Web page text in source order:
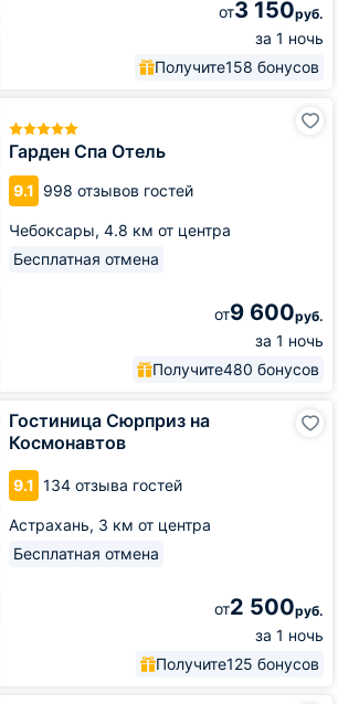
от3 150руб.
за 1 ночь
Получите158 бонусов
Гарден Спа Отель
9.1 998 отзывов гостей
Чебоксары, 4.8 км от центра
Бесплатная отмена
от9 600руб.
за 1 ночь
Получите480 бонусов
Гостиница Сюрприз на
Космонавтов
9.1 134 отзыва гостей
Астрахань, 3 км от центра
Бесплатная отмена
от2 500руб.
за 1 ночь
Получите125 бонусов